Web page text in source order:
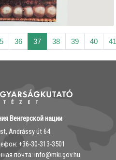
36 37 38 39 40
Венгерской нации
Andrássy út 64.
‭+36-30-313-3501
почта: info@mki.gov.hu